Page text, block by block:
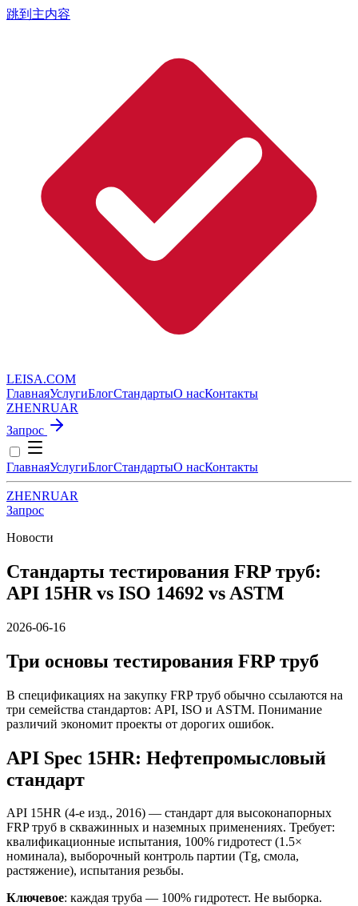
跳到主内容
LEISA.COM
ГлавнаяУслугиБлогСтандартыО насКонтакты
ZHENRUAR
Запрос
ГлавнаяУслугиБлогСтандартыО насКонтакты
ZHENRUAR
Запрос
Новости
Стандарты тестирования FRP труб:
API 15HR vs ISO 14692 vs ASTM
2026-06-16
Три основы тестирования FRP труб
В спецификациях на закупку FRP труб обычно ссылаются на
три семейства стандартов: API, ISO и ASTM. Понимание
различий экономит проекты от дорогих ошибок.
API Spec 15HR: Нефтепромысловый
стандарт
API 15HR (4-е изд., 2016) — стандарт для высоконапорных
FRP труб в скважинных и наземных применениях. Требует:
квалификационные испытания, 100% гидротест (1.5×
номинала), выборочный контроль партии (Tg, смола,
растяжение), испытания резьбы.
Ключевое: каждая труба — 100% гидротест. Не выборка.